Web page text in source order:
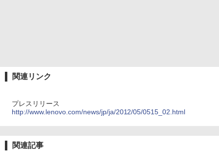
関連リンク
プレスリリース
http://www.lenovo.com/news/jp/ja/2012/05/0515_02.html
関連記事